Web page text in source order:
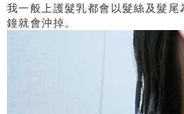
我一般上護髮乳都會以髮絲及髮尾
鐘就會沖掉。